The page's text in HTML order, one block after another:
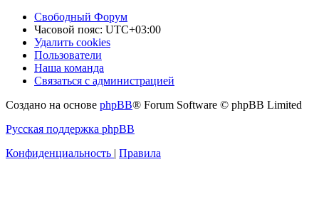
Свободный Форум
Часовой пояс: UTC+03:00
Удалить cookies
Пользователи
Наша команда
Связаться с администрацией
Создано на основе phpBB® Forum Software © phpBB Limited
Русская поддержка phpBB
Конфиденциальность | Правила